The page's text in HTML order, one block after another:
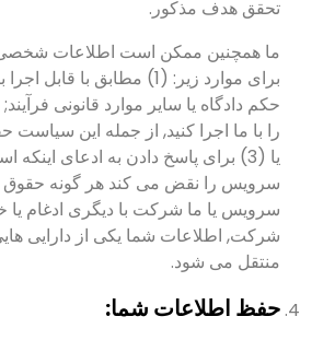
تحقق هدف مذکور.
ما همچنین ممکن است اطلاعات
برای موارد زیر: (1) مطابق با
را با ما اجرا کنید, از جمله این
یا (3) برای پاسخ دادن به ادعای اینکه
سرویس را نقض می کند هر گونه
سرویس یا ما شرکت با دیگری ادغام
شرکت, اطلاعات شما یکی از دارایی
منتقل می شود.
حفظ اطلاعات شما: